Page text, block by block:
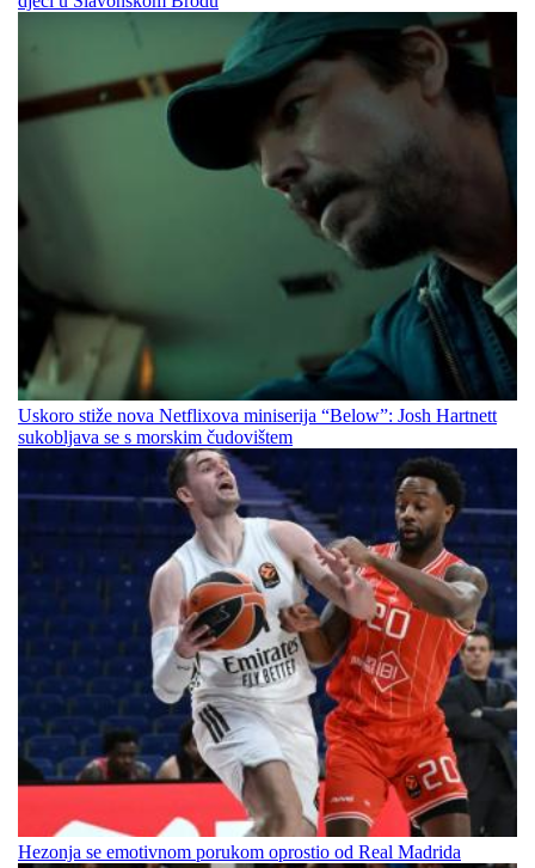
Uskoro stiže nova Netflixova miniserija “Below”: Josh Hartnett
sukobljava se s morskim čudovištem
Hezonja se emotivnom porukom oprostio od Real Madrida